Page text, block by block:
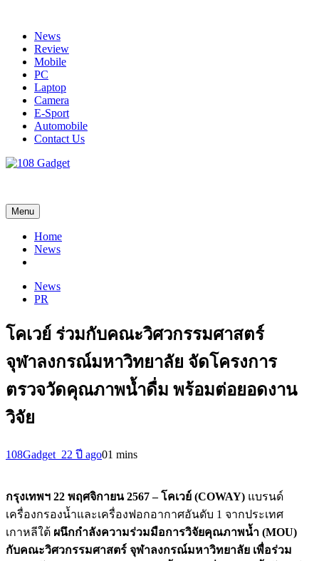
contentNews
Review
Mobile
PC
Laptop
Camera
E-Sport
Automobile
Contact Us
Menu
Home
News
News
PR
โคเวย์ ร่วมกับคณะวิศวกรรมศาสตร์
จุฬาลงกรณ์มหาวิทยาลัย จัดโครงการ
ตรวจวัดคุณภาพน้ำดื่ม พร้อมต่อยอดงาน
วิจัย
108Gadget_22 ปี ago01 mins
กรุงเทพฯ 22 พฤศจิกายน 2567 – โคเวย์ (COWAY) แบรนด์
เครื่องกรองน้ำและเครื่องฟอกอากาศอันดับ 1 จากประเทศ
เกาหลีใต้ ผนึกกำลังความร่วมมือการวิจัยคุณภาพน้ำ (MOU)
กับคณะวิศวกรรมศาสตร์ จุฬาลงกรณ์มหาวิทยาลัย เพื่อร่วม